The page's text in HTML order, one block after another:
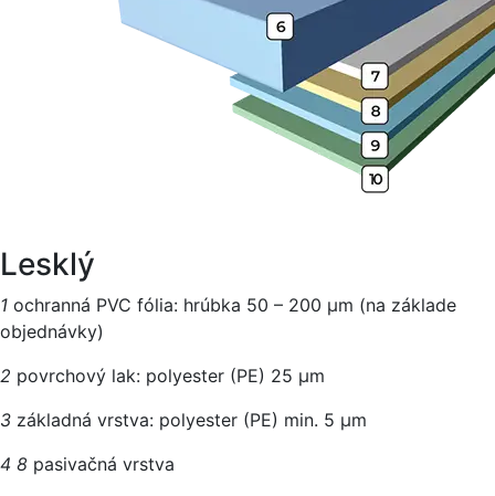
Lesklý
1 ochranná PVC fólia: hrúbka 50 – 200 μm (na základe
objednávky)
2 povrchový lak: polyester (PE) 25 µm
3 základná vrstva: polyester (PE) min. 5 µm
4 8 pasivačná vrstva